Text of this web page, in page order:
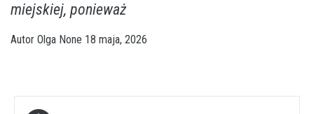
miejskiej, ponieważ
Autor Olga None 18 maja, 2026